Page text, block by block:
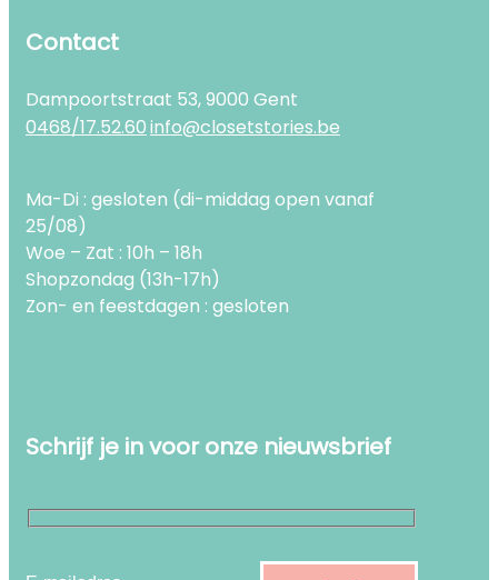
Contact
Dampoortstraat 53, 9000 Gent
0468/17.52.60info@closetstories.be
Ma-Di : gesloten (di-middag open vanaf
25/08)
Woe – Zat : 10h – 18h
Shopzondag (13h-17h)
Zon- en feestdagen : gesloten
Schrijf je in voor onze nieuwsbrief